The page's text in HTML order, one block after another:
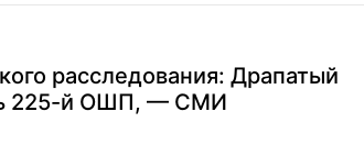
расследования: Драпатый
225-й ОШП, — СМИ